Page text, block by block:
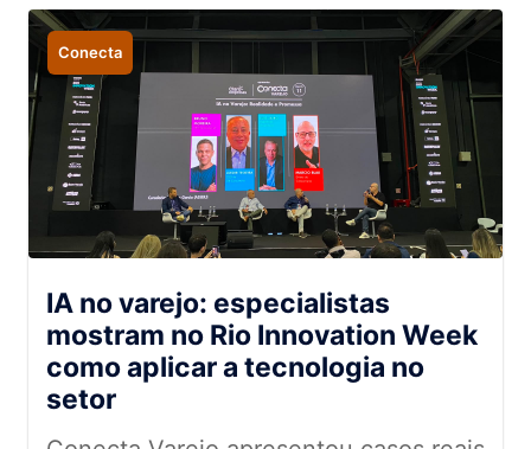
Conecta
IA no varejo: especialistas
mostram no Rio Innovation Week
como aplicar a tecnologia no
setor